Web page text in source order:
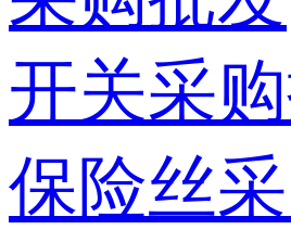
开关采
保险丝